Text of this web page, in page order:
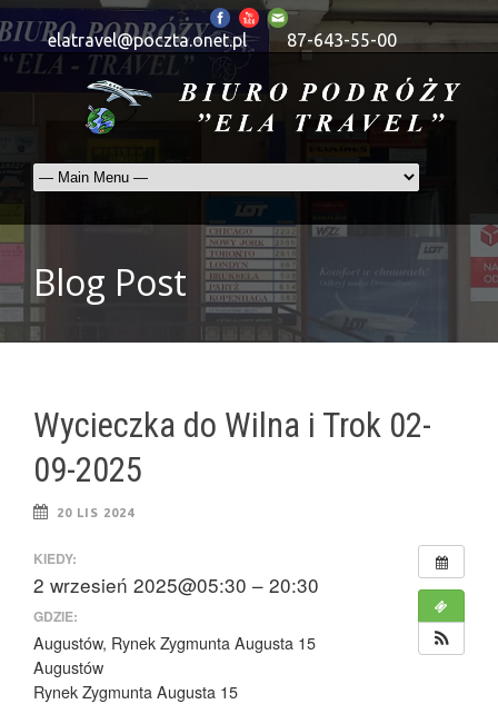
elatravel@poczta.onet.pl 87-643-55-00
Blog Post
Wycieczka do Wilna i Trok 02-
09-2025
20 LIS 2024
KIEDY:
2 wrzesień 2025@05:30 – 20:30
GDZIE:
Augustów, Rynek Zygmunta Augusta 15
Augustów
Rynek Zygmunta Augusta 15